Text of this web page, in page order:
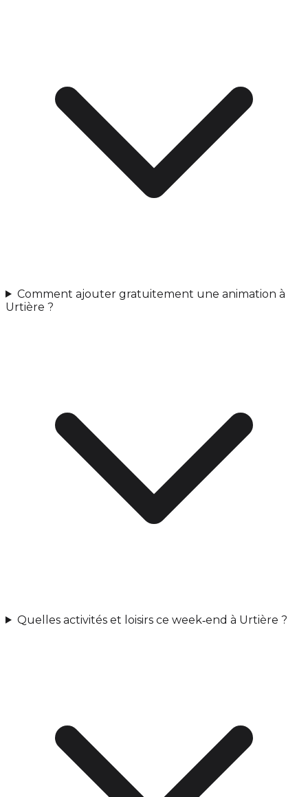
Comment ajouter gratuitement une animation à
Urtière ?
Quelles activités et loisirs ce week‑end à Urtière ?